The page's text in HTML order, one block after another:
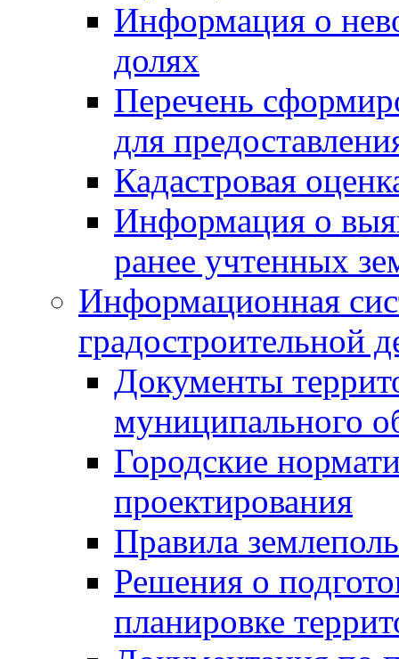
Информация о
долях
Перечень
для
Кадастровая
Информация о
ранее учтенных
Информационная
градостроительной
Документы
муниципального
Городские
проектирования
Правила
Решения о
планировке